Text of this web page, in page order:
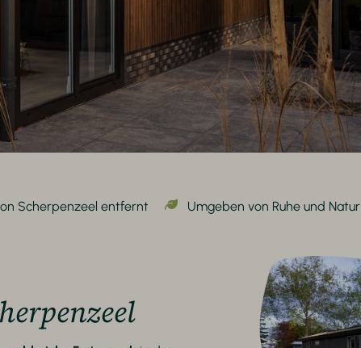
Scherpenzeel entfernt Umgeben von Ruhe und Natur